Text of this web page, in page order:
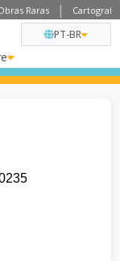
Raras
PT-BR